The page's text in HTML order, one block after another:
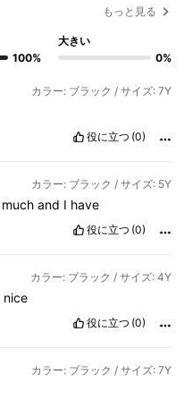
もっと見る
100%
大きい
0%
カラー: ブラック / サイズ: 7Y
役に立つ (0)
カラー: ブラック / サイズ: 5Y
muchand I have
役に立つ (0)
カラー: ブラック / サイズ: 4Y
nice
役に立つ (0)
カラー: ブラック / サイズ: 7Y